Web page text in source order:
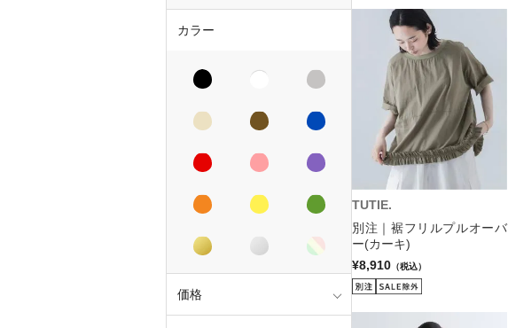
カラー
価格
TUTIE.
別注｜裾フリルプルオーバ
ー(カーキ)
¥8,910 （税込）